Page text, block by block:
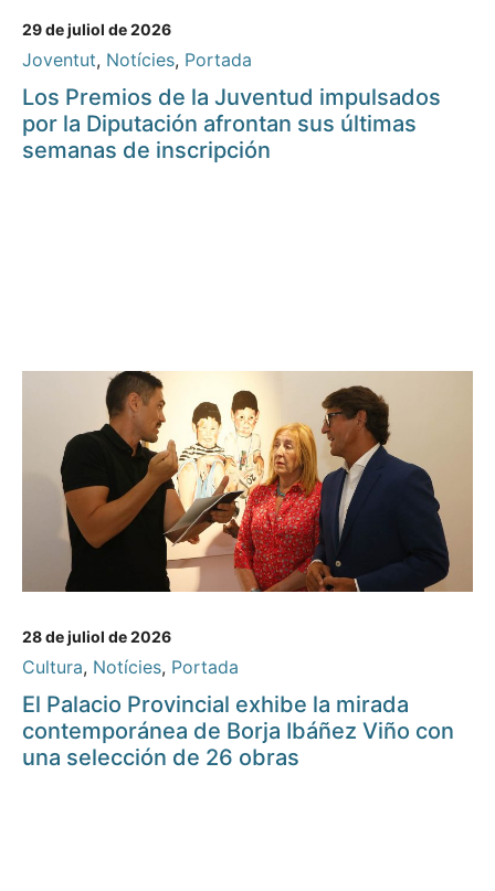
29 de juliol de 2026
Joventut, Notícies, Portada
Los Premios de la Juventud impulsados
por la Diputación afrontan sus últimas
semanas de inscripción
28 de juliol de 2026
Cultura, Notícies, Portada
El Palacio Provincial exhibe la mirada
contemporánea de Borja Ibáñez Viño con
una selección de 26 obras